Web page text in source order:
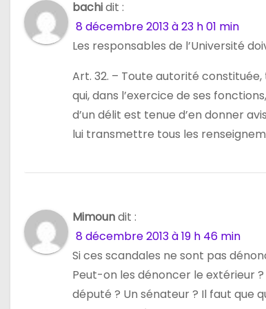
bachidit :
8 décembre 2013 à 23 h 01 min
Les responsables de l’Université
Art. 32. – Toute autorité
qui, dans l’exercice de ses
d’un délit est tenue d’en donner
lui transmettre tous les
Mimoundit :
8 décembre 2013 à 19 h 46 min
Si ces scandales ne sont pas
Peut-on les dénoncer le extérieur
député ? Un sénateur ? Il faut que